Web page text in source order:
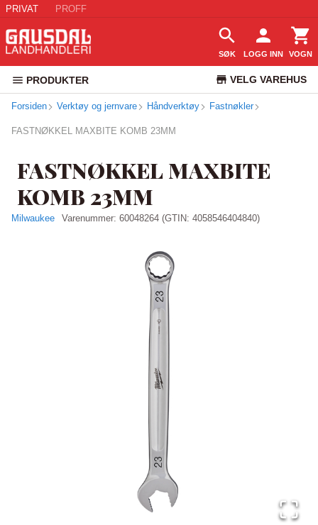
PRIVAT PROFF
SØK LOGG INN VOGN
PRODUKTER VELG VAREHUS
KUNDESERVICE
Forsiden Verktøy og jernvare Håndverktøy Fastnøkler
FASTNØKKEL MAXBITE KOMB 23MM
FASTNØKKEL MAXBITE
KOMB 23MM
Milwaukee Varenummer: 60048264 (GTIN: 4058546404840)